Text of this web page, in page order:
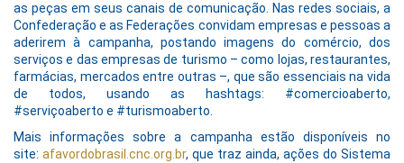
as peças em seus canais de comunicação. Nas redes sociais, a
Confederação e as Federações convidam empresas e pessoas a
aderirem à campanha, postando imagens do comércio, dos
serviços e das empresas de turismo – como lojas, restaurantes,
farmácias, mercados entre outras –, que são essenciais na vida
de todos, usando as hashtags: #comercioaberto,
#serviçoaberto e #turismoaberto.
Mais informações sobre a campanha estão disponíveis no
site: afavordobrasil.cnc.org.br, que traz ainda, ações do Sistema